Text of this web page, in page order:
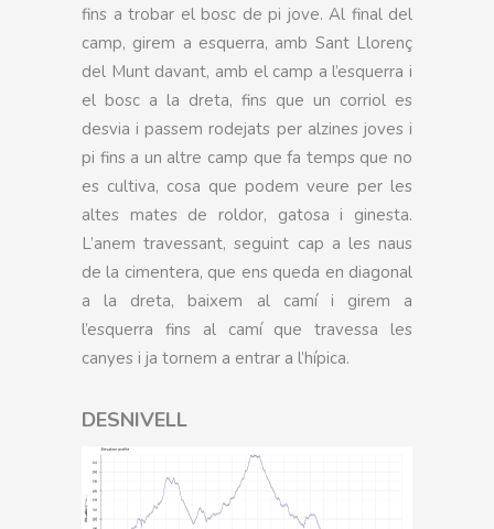
fins a trobar el bosc de pi jove. Al final del
camp, girem a esquerra, amb Sant Llorenç
del Munt davant, amb el camp a l’esquerra i
el bosc a la dreta, fins que un corriol es
desvia i passem rodejats per alzines joves i
pi fins a un altre camp que fa temps que no
es cultiva, cosa que podem veure per les
altes mates de roldor, gatosa i ginesta.
L’anem travessant, seguint cap a les naus
de la cimentera, que ens queda en diagonal
a la dreta, baixem al camí i girem a
l’esquerra fins al camí que travessa les
canyes i ja tornem a entrar a l’hípica.
DESNIVELL